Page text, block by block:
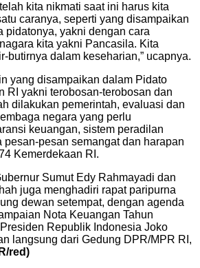
kita nikmati saat ini harus kita
caranya, seperti yang disampaikan
pidatonya, yakni dengan cara
kita yakni Pancasila. Kita
butirnya dalam keseharian,” ucapnya.
yang disampaikan dalam Pidato
RI yakni terobosan-terobosan dan
dilakukan pemerintah, evaluasi dan
negara yang perlu
keuangan, sistem peradilan
pesan-pesan semangat dan harapan
Kemerdekaan RI.
Sumut Edy Rahmayadi dan
juga menghadiri rapat paripurna
dewan setempat, dengan agenda
Nota Keuangan Tahun
Republik Indonesia Joko
langsung dari Gedung DPR/MPR RI,
red)